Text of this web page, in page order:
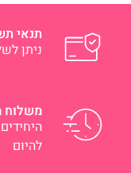
תנאי
ניתן
משלוח
להיום